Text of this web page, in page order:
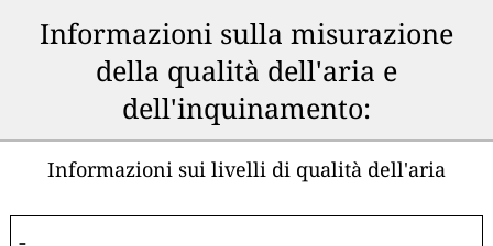
Informazioni sulla misurazione
della qualità dell'aria e
dell'inquinamento:
Informazioni sui livelli di qualità dell'aria